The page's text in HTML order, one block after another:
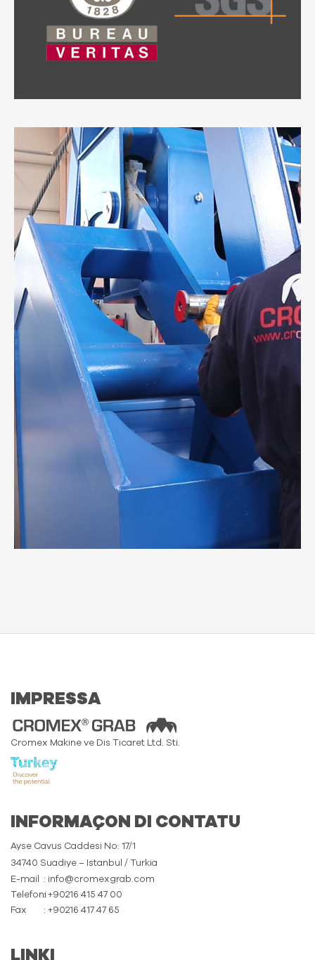
IMPRESSA
Cromex Makine ve Dis Ticaret Ltd. Sti.
INFORMAÇON DI CONTATU
Ayse Cavus Caddesi No: 17/1
34740 Suadiye – Istanbul / Turkia
E-mail
: info@cromexgrab.com
Telefoni: +90216 415 47 00
Fax
: +90216 417 47 65
LINKI